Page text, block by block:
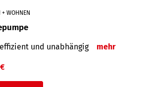
+ WOHNEN
und unabhängig mehr